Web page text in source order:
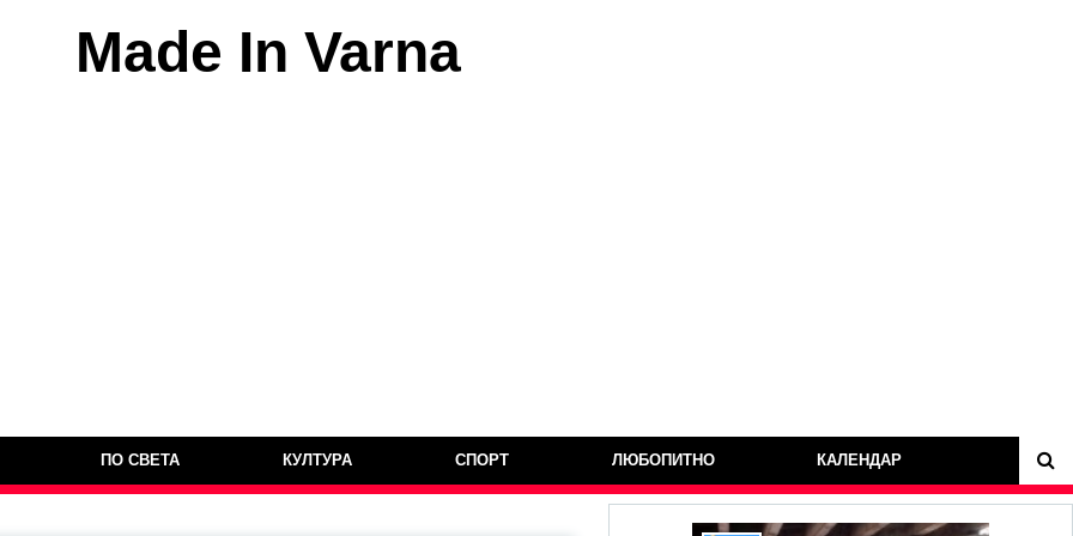
Made In Varna
ПО СВЕТА КУЛТУРА СПОРТ ЛЮБОПИТНО КАЛЕНДАР